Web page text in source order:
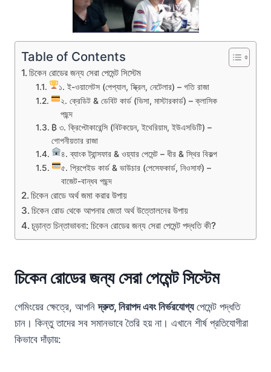
Table of Contents
চিকেন রোডের জন্য সেরা পেমেন্ট সিস্টেম
১. ই-ওয়ালেটস (পেপ্যাল, স্ক্রিল, নেটেলার) – গতি রাজা
২. ক্রেডিট & ডেবিট কার্ড (ভিসা, মাস্টারকার্ড) – ক্লাসিক
পছন্দ
₿ ৩. ক্রিপ্টোকারেন্সি (বিটকয়েন, ইথেরিয়াম, ইউএসডিটি) –
গোপনীয়তার রাজা
৪. ব্যাংক ট্রান্সফার & ওয়্যার পেমেন্ট – ধীর & স্থির বিকল্প
৫. প্রিপেইড কার্ড & ভাউচার (পেসেফকার্ড, নিওসার্ফ) –
বাজেট-বান্ধব পছন্দ
চিকেন রোডে অর্থ জমা করার উপায়
চিকেন রোড থেকে আপনার জেতা অর্থ উত্তোলনের উপায়
চূড়ান্ত চিন্তাভাবনা: চিকেন রোডের জন্য সেরা পেমেন্ট পদ্ধতি কী?
চিকেন রোডের জন্য সেরা পেমেন্ট সিস্টেম
গেমিংয়ের ক্ষেত্রে, আপনিদ্রুত, নিরাপদ এবং নির্ভরযোগ্যপেমেন্ট পদ্ধতি
চান। কিন্তু তাদের সব সমানভাবে তৈরি হয় না। এখানে শীর্ষ প্রতিযোগীরা
কিভাবে দাঁড়ায়: